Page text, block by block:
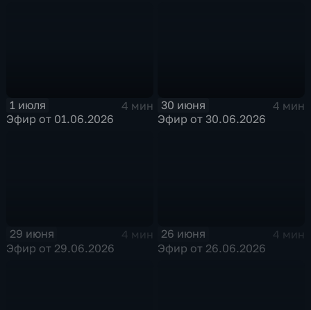
1 июля
4 мин
Эфир от 01.06.2026
30 июня
4 мин
Эфир от 30.06.2026
29 июня
4 мин
Эфир от 29.06.2026
26 июня
4 мин
Эфир от 26.06.2026